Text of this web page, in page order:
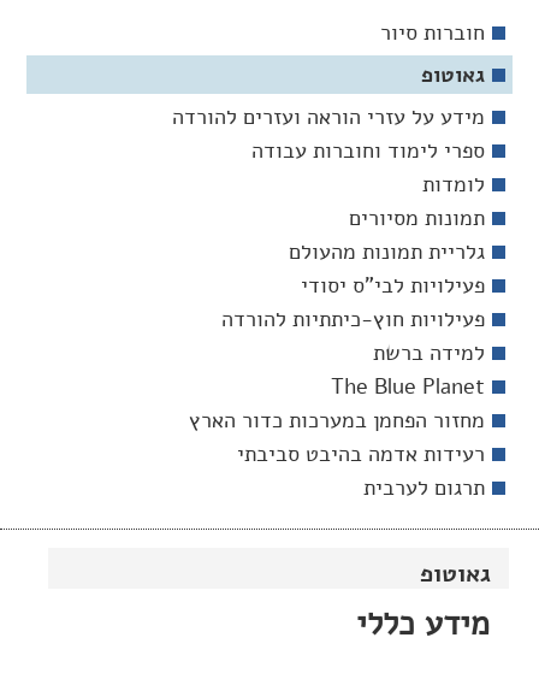
גאוטופ
מידע כללי
חוברות סיור
גאוטופ
מידע על עזרי הוראה ועזרים להורדה
ספרי לימוד וחוברות עבודה
לומדות
תמונות מסיורים
גלריית תמונות מהעולם
פעילויות לבי"ס יסודי
פעילויות חוץ-כיתתיות להורדה
למידה ברשת
The Blue Planet
מחזור הפחמן במערכות כדור הארץ
רעידות אדמה בהיבט סביבתי
תרגום לערבית